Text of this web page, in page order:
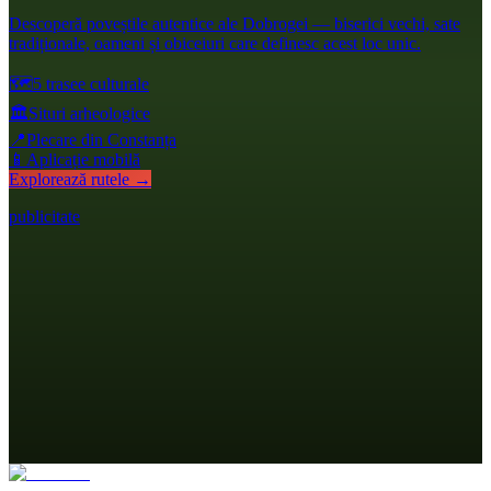
Descoperă poveștile autentice ale Dobrogei — biserici vechi, sate
tradiționale, oameni și obiceiuri care definesc acest loc unic.
🗺️5 trasee culturale
🏛️Situri arheologice
📍Plecare din Constanța
📱 Aplicație mobilă
Explorează rutele →
publicitate